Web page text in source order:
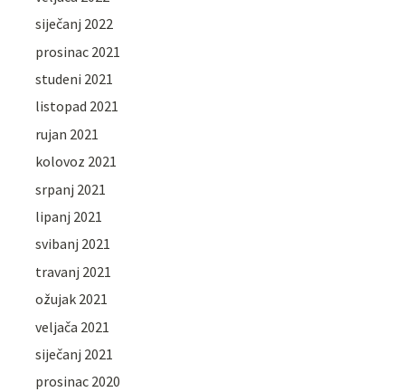
siječanj 2022
prosinac 2021
studeni 2021
listopad 2021
rujan 2021
kolovoz 2021
srpanj 2021
lipanj 2021
svibanj 2021
travanj 2021
ožujak 2021
veljača 2021
siječanj 2021
prosinac 2020